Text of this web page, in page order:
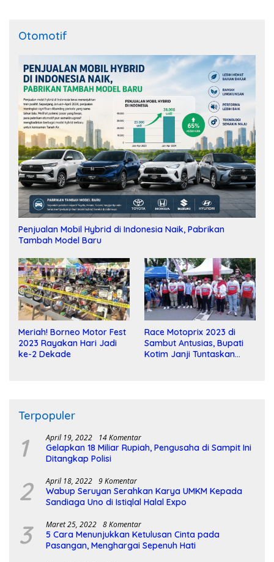
Otomotif
Penjualan Mobil Hybrid di Indonesia Naik, Pabrikan
Tambah Model Baru
Meriah! Borneo Motor Fest
2023 Rayakan Hari Jadi
ke-2 Dekade
Race Motoprix 2023 di
Sambut Antusias, Bupati
Kotim Janji Tuntaskan
Terpopuler
1 April 19, 2022 14 Komentar
Gelapkan 18 Miliar Rupiah, Pengusaha di Sampit Ini
Ditangkap Polisi
2 April 18, 2022 9 Komentar
Wabup Seruyan Serahkan Karya UMKM Kepada
Sandiaga Uno di Istiqlal Halal Expo
3 Maret 25, 2022 8 Komentar
5 Cara Menunjukkan Ketulusan Cinta pada
Pasangan, Menghargai Sepenuh Hati